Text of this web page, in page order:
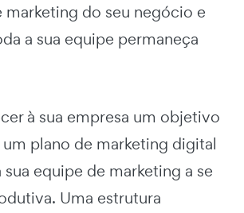
marketing do seu negócio e
a sua equipe permaneça
à sua empresa um objetivo
plano de marketing digital
equipe de marketing a se
Uma estrutura